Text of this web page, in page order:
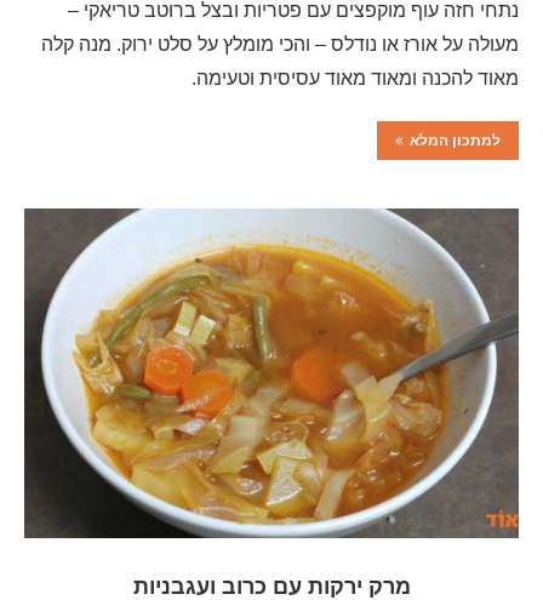
נתחי חזה עוף מוקפצים עם פטריות ובצל ברוטב טריאקי –
מעולה על אורז או נודלס – והכי מומלץ על סלט ירוק. מנה קלה
מאוד להכנה ומאוד מאוד עסיסית וטעימה.
למתכון המלא
מרק ירקות עם כרוב ועגבניות